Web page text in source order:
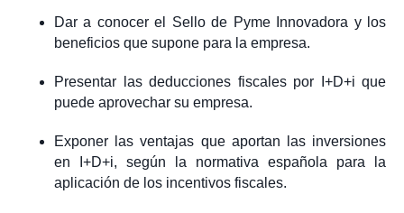
Dar a conocer el Sello de Pyme Innovadora y los
beneficios que supone para la empresa.
Presentar las deducciones fiscales por I+D+i que
puede aprovechar su empresa.
Exponer las ventajas que aportan las inversiones
en I+D+i, según la normativa española para la
aplicación de los incentivos fiscales.